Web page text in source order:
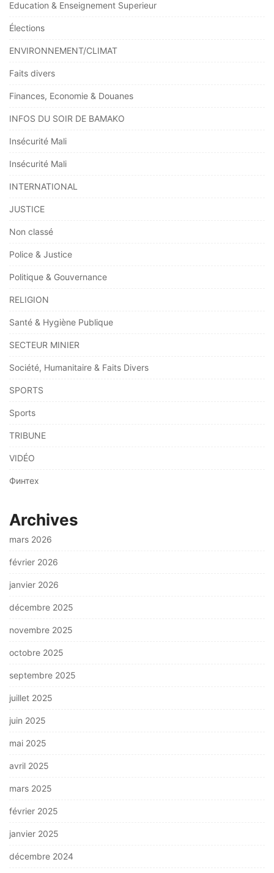
Education & Enseignement Superieur
Élections
ENVIRONNEMENT/CLIMAT
Faits divers
Finances, Economie & Douanes
INFOS DU SOIR DE BAMAKO
Insécurité Mali
Insécurité Mali
INTERNATIONAL
JUSTICE
Non classé
Police & Justice
Politique & Gouvernance
RELIGION
Santé & Hygiène Publique
SECTEUR MINIER
Société, Humanitaire & Faits Divers
SPORTS
Sports
TRIBUNE
VIDÉO
Финтех
Archives
mars 2026
février 2026
janvier 2026
décembre 2025
novembre 2025
octobre 2025
septembre 2025
juillet 2025
juin 2025
mai 2025
avril 2025
mars 2025
février 2025
janvier 2025
décembre 2024